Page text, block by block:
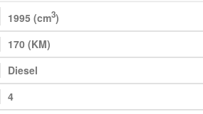
1995 (cm3)
170 (KM)
Diesel
4